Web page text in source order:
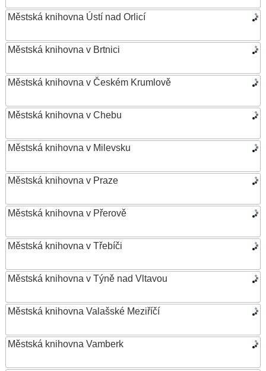
Městská knihovna Ústí nad Orlicí
Městská knihovna v Brtnici
Městská knihovna v Českém Krumlově
Městská knihovna v Chebu
Městská knihovna v Milevsku
Městská knihovna v Praze
Městská knihovna v Přerově
Městská knihovna v Třebíči
Městská knihovna v Týně nad Vltavou
Městská knihovna Valašské Meziříčí
Městská knihovna Vamberk